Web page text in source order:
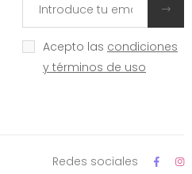
Acepto las condiciones
y términos de uso
Redes sociales